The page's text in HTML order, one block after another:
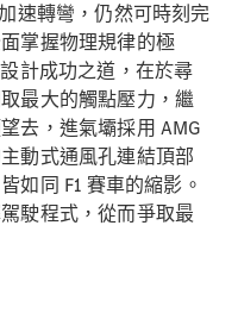
速轉彎，仍然可時刻完
掌握物理規律的極
計成功之道，在於尋
最大的觸點壓力，繼
去，進氣壩採用 AMG
動式通風孔連結頂部
如同 F1 賽車的縮影。
駛程式，從而爭取最